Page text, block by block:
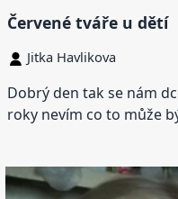
Červené tváře u dětí
Jitka Havlikova
Dobrý den tak se nám
roky nevím co to může